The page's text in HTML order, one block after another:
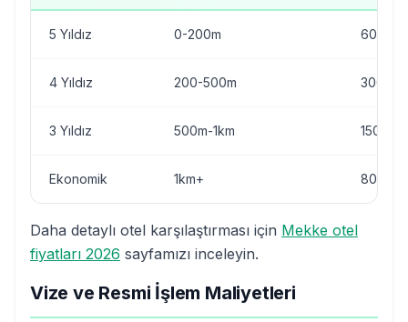
5 Yıldız 0-200m 600-
4 Yıldız 200-500m 300-
3 Yıldız 500m-1km 150-
Ekonomik 1km+ 80-
Daha detaylı otel karşılaştırması için Mekke otel
fiyatları 2026 sayfamızı inceleyin.
Vize ve Resmi İşlem Maliyetleri